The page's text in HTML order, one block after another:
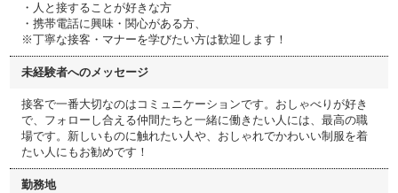
・人と接することが好きな方
・携帯電話に興味・関心がある方、
※丁寧な接客・マナーを学びたい方は歓迎します！
未経験者へのメッセージ
接客で一番大切なのはコミュニケーションです。おしゃべりが好き
で、フォローし合える仲間たちと一緒に働きたい人には、最高の職
場です。新しいものに触れたい人や、おしゃれでかわいい制服を着
たい人にもお勧めです！
勤務地